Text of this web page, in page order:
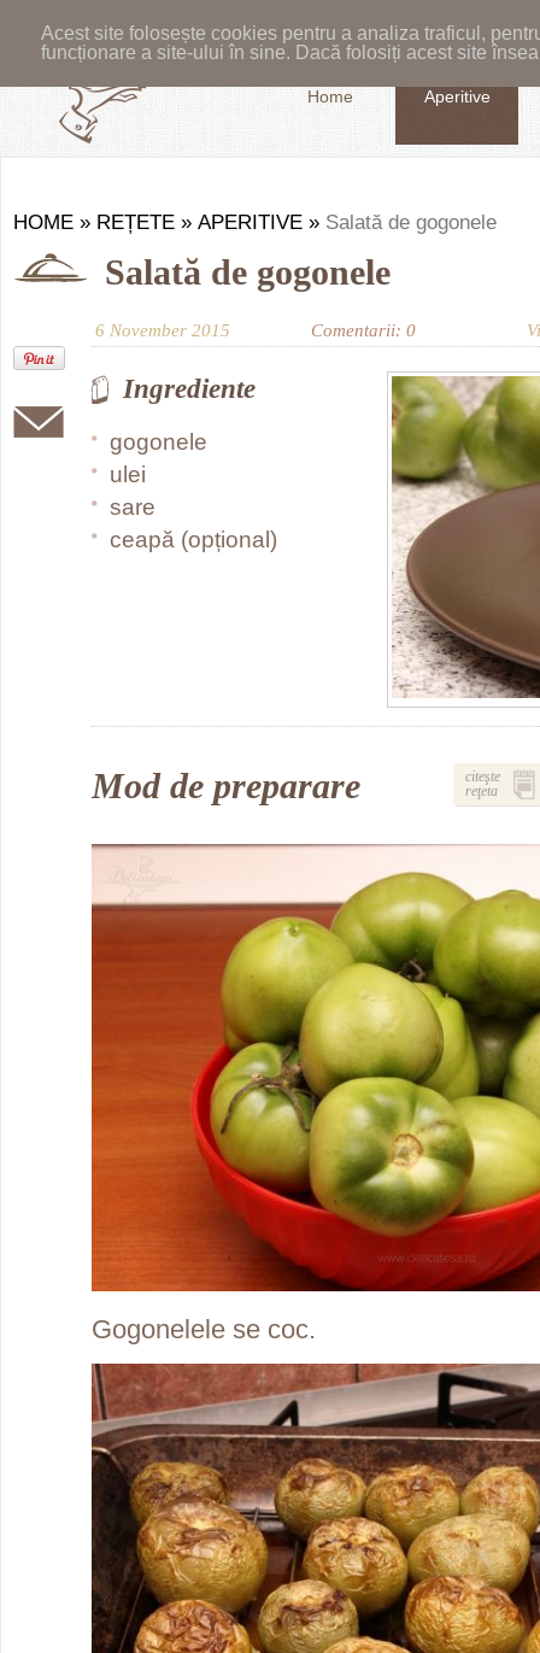
Acest site folosește cookies pentru a analiza traficul,
funcționare a site-ului în sine. Dacă folosiți acest site
Home Aperitive
HOME » REȚETE » APERITIVE » Salată de gogonele
Salată de gogonele
6 November 2015 Comentarii: 0
Ingrediente
gogonele
ulei
sare
ceapă (opțional)
Mod de preparare
citeşte
reţeta
Gogonelele se coc.